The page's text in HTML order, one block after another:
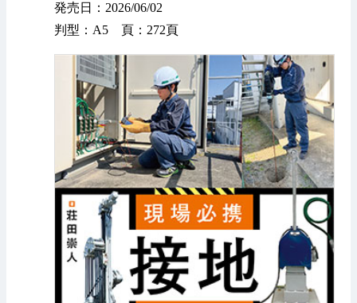
発売日：2026/06/02
判型：A5 頁：272頁